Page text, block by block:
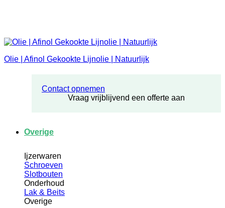
Contact opnemen
Vraag vrijblijvend een offerte aan
Overige
Ijzerwaren
Schroeven
Slotbouten
Onderhoud
Lak & Beits
Overige
Olie | Afinol Gekookte Lijnolie | Natuurlijk